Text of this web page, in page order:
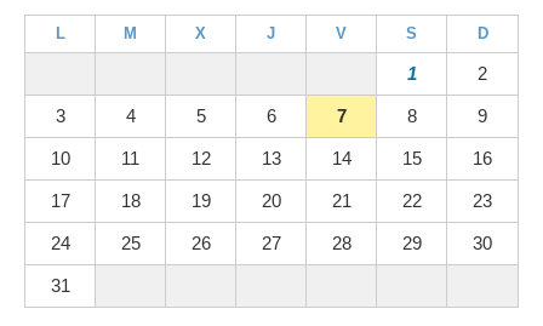
L M X J V S D
1 2
3 4 5 6 7 8 9
10 11 12 13 14 15 16
17 18 19 20 21 22 23
24 25 26 27 28 29 30
31